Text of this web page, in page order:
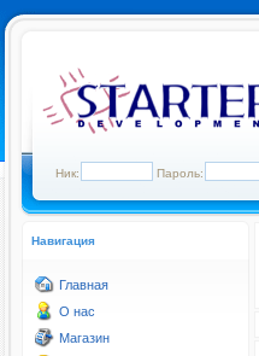
Ник: Пароль:
Навигация
Главная
О нас
Магазин